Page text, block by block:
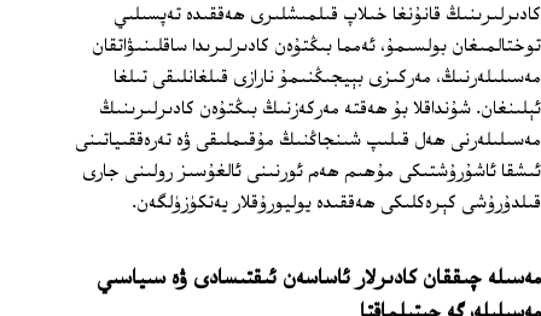
كادىرلىرىنىڭ قانۇنغا خىلاپ قىلمىشلىرى ھەققىدە تەپسىلىي
توختالمىغان بولسىمۇ، ئەمما بىڭتۇەن كادىرلىرىدا ساقلىنىۋاتقان
مەسىلىلەرنىڭ، مەركىزى بېيجىڭنىمۇ نارازى قىلغانلىقى تىلغا
ئېلىنغان. شۇنداقلا بۇ ھەقتە مەركەزنىڭ بىڭتۇەن كادىرلىرىنىڭ
مەسىلىلەرنى ھەل قىلىپ شىنجاڭنىڭ مۇقىملىقى ۋە تەرەققىياتىنى
ئىشقا ئاشۇرۇشتىكى مۇھىم ھەم ئورنىنى ئالغۇسىز رولىنى جارى
قىلدۇرۇشى كېرەكلىكى ھەققىدە يوليورۇقلار يەتكۈزۈلگەن.
مەسىلە چىققان كادىرلار ئاساسەن ئىقتىسادى ۋە سىياسىي